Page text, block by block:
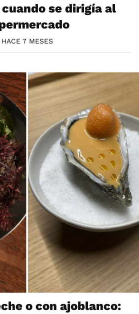
se dirigía al
HACE 7 MESES
o con ajoblanco: